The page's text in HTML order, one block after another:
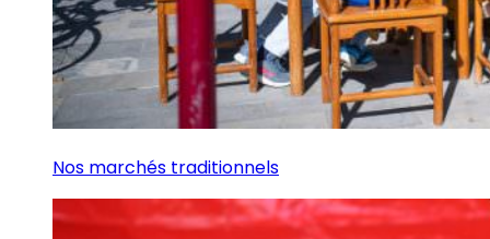
Nos marchés traditionnels